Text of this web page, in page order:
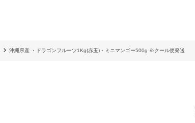
沖縄県産 ・ドラゴンフルーツ1Kg(赤玉)・ミニマンゴー500g ※クール便発送